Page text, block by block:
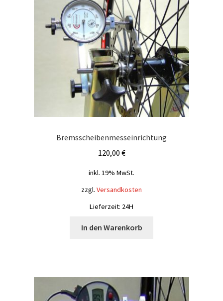
Bremsscheibenmesseinrichtung
120,00 €
inkl. 19% MwSt.
zzgl. Versandkosten
Lieferzeit: 24H
In den Warenkorb